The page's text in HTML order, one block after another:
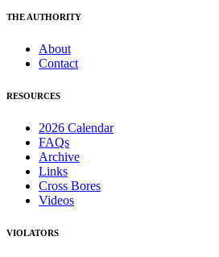
THE AUTHORITY
About
Contact
RESOURCES
2026 Calendar
FAQs
Archive
Links
Cross Bores
Videos
VIOLATORS